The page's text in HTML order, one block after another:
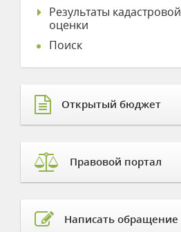
Результаты кадастровой
оценки
Поиск
Открытый бюджет
Правовой портал
Написать обращение